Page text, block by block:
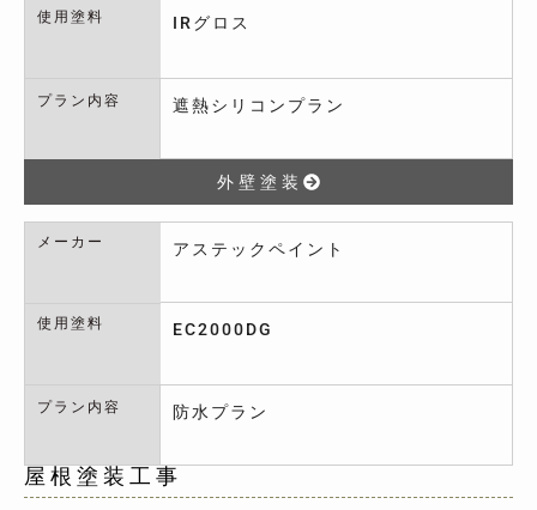
使用塗料 IRグロス
プラン内容 遮熱シリコンプラン
外壁塗装
メーカー アステックペイント
使用塗料 EC2000DG
プラン内容 防水プラン
屋根塗装工事